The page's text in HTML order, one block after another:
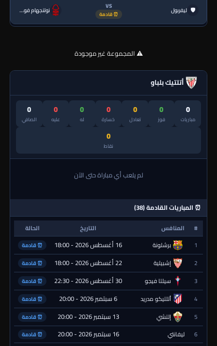
🛡 ليفربول VS
⏰ قادمة نوتنجهام فورست
⚠️ المجموعة غير موجودة
أتلتيك بلباو
0
مباريات
0
فوز
0
تعادل
0
خسارة
0
له
0
عليه
0
الصافي
0
نقاط
لم يلعب أي مباراة حتى الآن
⏰ المباريات القادمة (38)
# المنافس التاريخ
الحالة
1
برشلونة 16 أغسطس 2026 - 18:00 ⏰ قادمة
2 إشبيلية 22 أغسطس 2026 - 18:00 ⏰ قادمة
3 سيلتا فيجو 30 أغسطس 2026 - 22:30 ⏰ قادمة
4 أتلتيكو مدريد 6 سبتمبر 2026 - 20:00 ⏰ قادمة
5 إلتشي 13 سبتمبر 2026 - 20:00 ⏰ قادمة
6 ليفانتي 16 سبتمبر 2026 - 20:00 ⏰ قادمة